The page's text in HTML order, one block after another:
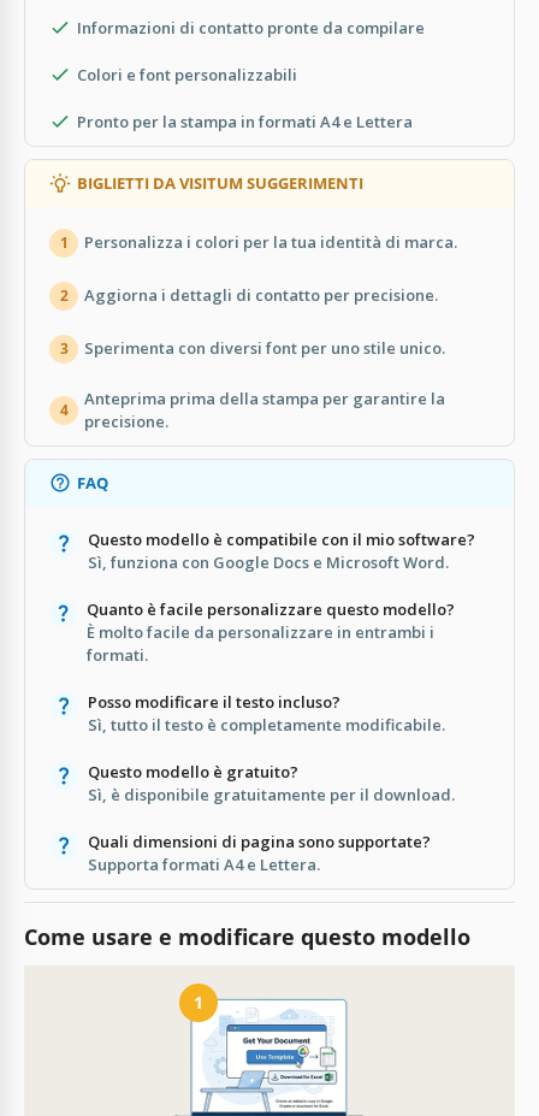
Informazioni di contatto pronte da compilare
Colori e font personalizzabili
Pronto per la stampa in formati A4 e Lettera
BIGLIETTI DA VISITUM SUGGERIMENTI
1 Personalizza i colori per la tua identità di marca.
2 Aggiorna i dettagli di contatto per precisione.
3 Sperimenta con diversi font per uno stile unico.
4
Anteprima prima della stampa per garantire la
precisione.
FAQ
Questo modello è compatibile con il mio software?
Sì, funziona con Google Docs e Microsoft Word.
Quanto è facile personalizzare questo modello?
È molto facile da personalizzare in entrambi i
formati.
Posso modificare il testo incluso?
Sì, tutto il testo è completamente modificabile.
Questo modello è gratuito?
Sì, è disponibile gratuitamente per il download.
Quali dimensioni di pagina sono supportate?
Supporta formati A4 e Lettera.
Come usare e modificare questo modello
1